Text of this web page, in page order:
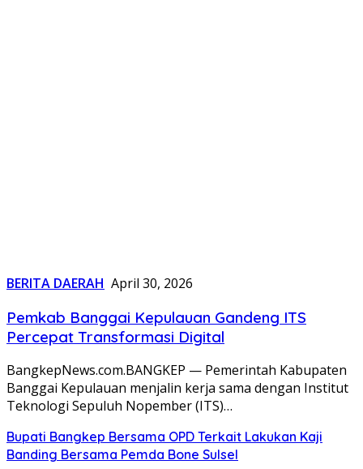
BERITA DAERAH April 30, 2026
Pemkab Banggai Kepulauan Gandeng ITS
Percepat Transformasi Digital
BangkepNews.com.BANGKEP — Pemerintah Kabupaten
Banggai Kepulauan menjalin kerja sama dengan Institut
Teknologi Sepuluh Nopember (ITS)…
Bupati Bangkep Bersama OPD Terkait Lakukan Kaji
Banding Bersama Pemda Bone Sulsel